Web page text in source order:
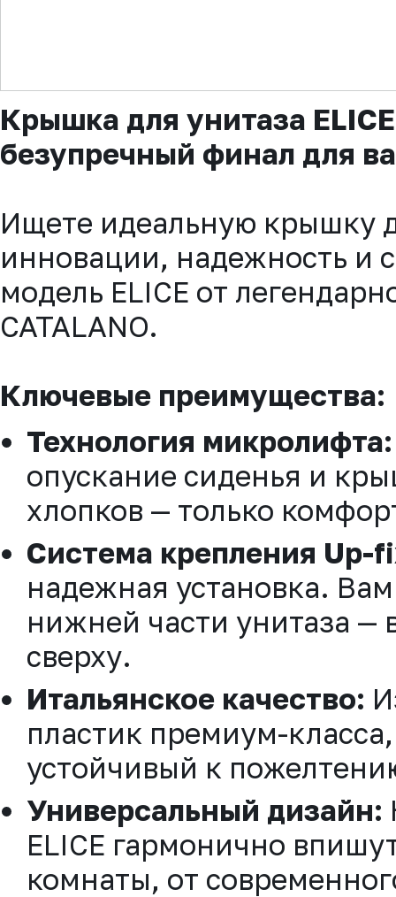
Крышка для унитаза
безупречный финал для
Ищете идеальную крышку
инновации, надежность и
модель ELICE от
CATALANO.
Ключевые преимущества:
Технология микролифта:
опускание сиденья и
хлопков — только
Система крепления Up-
надежная установка.
нижней части унитаза —
сверху.
Итальянское качество:
пластик премиум-
устойчивый к
Универсальный дизайн:
ELICE гармонично
комнаты, от